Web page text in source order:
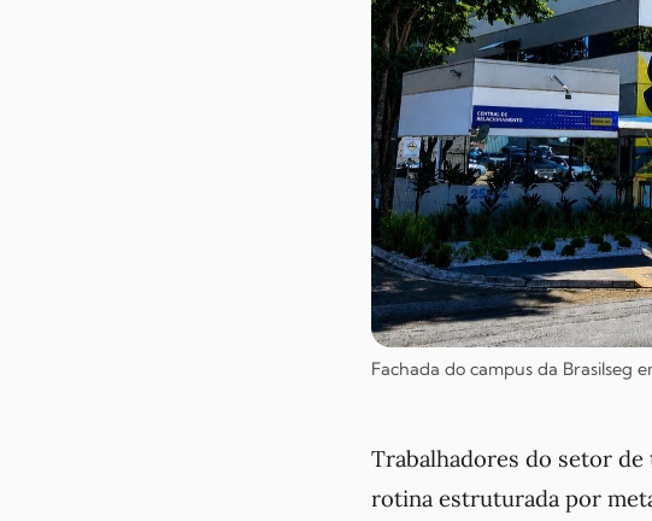
Fachada do campus da Brasilseg
Trabalhadores do setor de
rotina estruturada por